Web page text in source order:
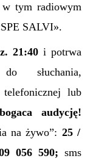
w tym radiowym
SALVI».
21:40 i potrwa
słuchania,
lub
audycję!
na żywo”: 25 /
056 590; sms